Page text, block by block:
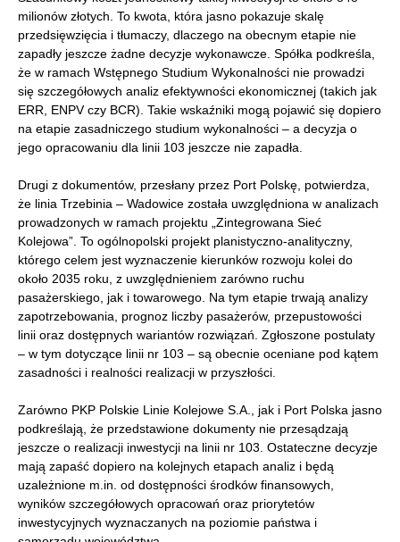
milionów złotych. To kwota, która jasno pokazuje skalę
przedsięwzięcia i tłumaczy, dlaczego na obecnym etapie nie
zapadły jeszcze żadne decyzje wykonawcze. Spółka podkreśla,
że w ramach Wstępnego Studium Wykonalności nie prowadzi
się szczegółowych analiz efektywności ekonomicznej (takich jak
ERR, ENPV czy BCR). Takie wskaźniki mogą pojawić się dopiero
na etapie zasadniczego studium wykonalności – a decyzja o
jego opracowaniu dla linii 103 jeszcze nie zapadła.
Drugi z dokumentów, przesłany przez Port Polskę, potwierdza,
że linia Trzebinia – Wadowice została uwzględniona w analizach
prowadzonych w ramach projektu „Zintegrowana Sieć
Kolejowa”. To ogólnopolski projekt planistyczno-analityczny,
którego celem jest wyznaczenie kierunków rozwoju kolei do
około 2035 roku, z uwzględnieniem zarówno ruchu
pasażerskiego, jak i towarowego. Na tym etapie trwają analizy
zapotrzebowania, prognoz liczby pasażerów, przepustowości
linii oraz dostępnych wariantów rozwiązań. Zgłoszone postulaty
– w tym dotyczące linii nr 103 – są obecnie oceniane pod kątem
zasadności i realności realizacji w przyszłości.
Zarówno PKP Polskie Linie Kolejowe S.A., jak i Port Polska jasno
podkreślają, że przedstawione dokumenty nie przesądzają
jeszcze o realizacji inwestycji na linii nr 103. Ostateczne decyzje
mają zapaść dopiero na kolejnych etapach analiz i będą
uzależnione m.in. od dostępności środków finansowych,
wyników szczegółowych opracowań oraz priorytetów
inwestycyjnych wyznaczanych na poziomie państwa i